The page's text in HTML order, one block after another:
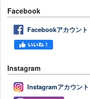
Facebook
Facebookアカウント
Instagram
Instagramアカウント